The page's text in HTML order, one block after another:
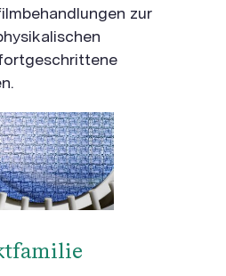
zur